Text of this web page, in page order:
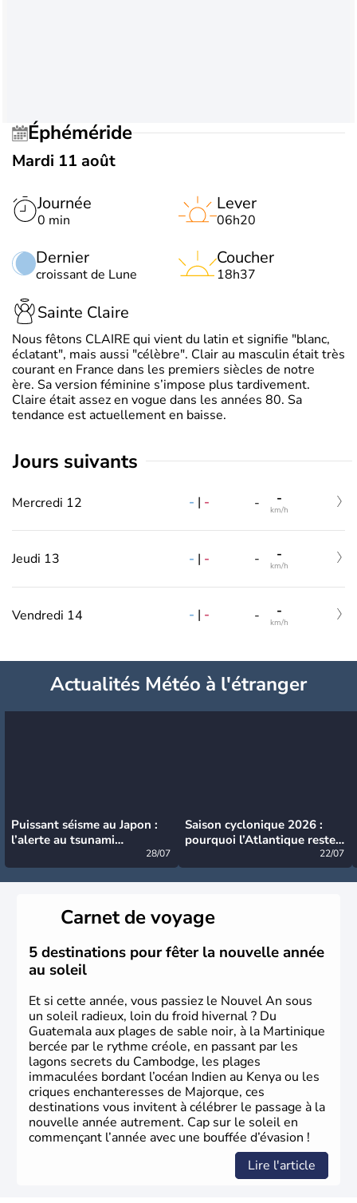
Éphéméride
Mardi 11 août
Journée
0 min
Dernier
croissant de Lune
Lever
06h20
Coucher
18h37
Sainte Claire
Nous fêtons CLAIRE qui vient du latin et signifie "blanc,
éclatant", mais aussi "célèbre". Clair au masculin était très
courant en France dans les premiers siècles de notre
ère. Sa version féminine s’impose plus tardivement.
Claire était assez en vogue dans les années 80. Sa
tendance est actuellement en baisse.
jours suivants
Mercredi 12 - | - - -
km/h
Jeudi 13 - | - - -
km/h
Vendredi 14 - | - - -
km/h
Actualités Météo à l'étranger
Puissant séisme au Japon :
l’alerte au tsunami
28/07
Saison cyclonique 2026 :
pourquoi l’Atlantique reste
22/07
Carnet de voyage
5 destinations pour fêter la nouvelle année
au soleil
Et si cette année, vous passiez le Nouvel An sous
un soleil radieux, loin du froid hivernal ? Du
Guatemala aux plages de sable noir, à la Martinique
bercée par le rythme créole, en passant par les
lagons secrets du Cambodge, les plages
immaculées bordant l’océan Indien au Kenya ou les
criques enchanteresses de Majorque, ces
destinations vous invitent à célébrer le passage à la
nouvelle année autrement. Cap sur le soleil en
commençant l’année avec une bouffée d’évasion !
Lire l'article